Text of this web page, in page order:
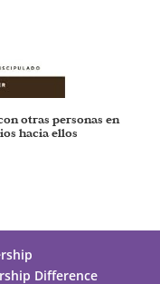
otras personas en
hacia ellos
Difference